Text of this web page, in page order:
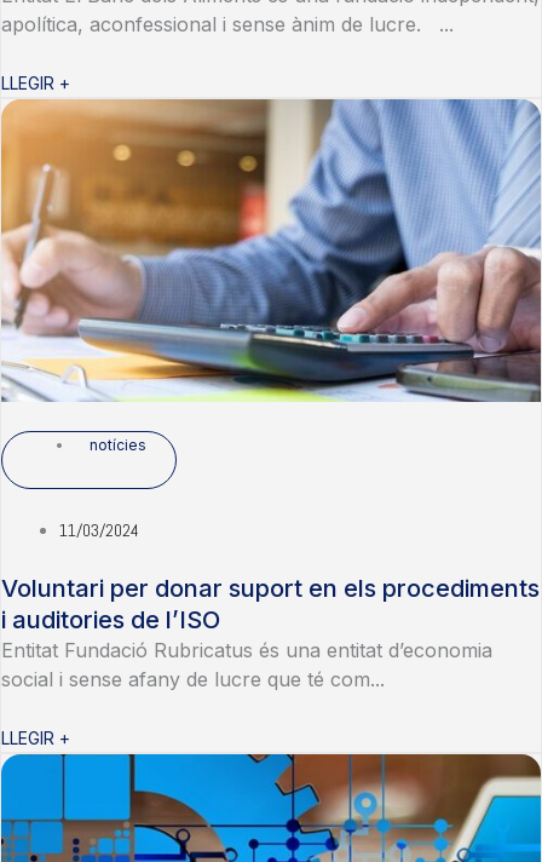
apolítica, aconfessional i sense ànim de lucre. ...
LLEGIR +
notícies
11/03/2024
Voluntari per donar suport en els procediments
i auditories de l’ISO
Entitat Fundació Rubricatus és una entitat d’economia
social i sense afany de lucre que té com...
LLEGIR +